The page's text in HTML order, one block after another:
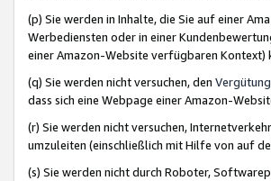
(p) Sie werden in Inhalte, die Sie auf einer
Werbediensten oder in einer
einer Amazon-Website verfügbaren Kontext)
(q) Sie werden nicht versuchen, den
dass sich eine Webpage einer Amazon-
(r) Sie werden nicht versuchen,
umzuleiten (einschließlich mit Hilfe von auf
(s) Sie werden nicht durch Roboter,